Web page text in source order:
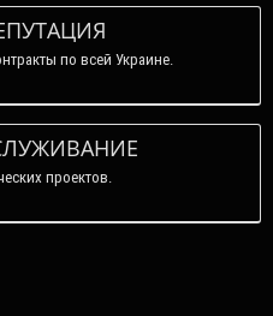
по всей Украине.
проектов.